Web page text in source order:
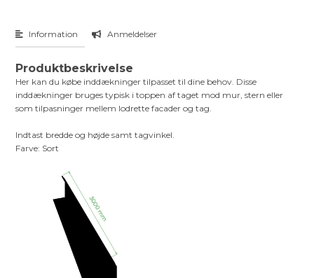
Information Anmeldelser
Produktbeskrivelse
Her kan du købe inddækninger tilpasset til dine behov. Disse
inddækninger bruges typisk i toppen af taget mod mur, stern eller
som tilpasninger mellem lodrette facader og tag.
Indtast bredde og højde samt tagvinkel.
Farve: Sort